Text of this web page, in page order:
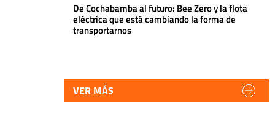
De Cochabamba al futuro: Bee Zero y la flota
eléctrica que está cambiando la forma de
transportarnos
VER MÁS